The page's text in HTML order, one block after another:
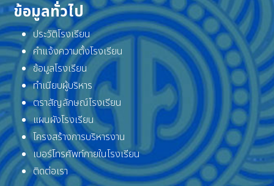
ข้อมูลทั่วไป
ประวัติโรงเรียน
คำแจ้งความตั้งโรงเรียน
ข้อมูลโรงเรียน
ทำเนียบผู้บริหาร
ตราสัญลักษณ์โรงเรียน
แผนผังโรงเรียน
โครงสร้างการบริหารงาน
เบอร์โทรศัพท์ภายในโรงเรียน
ติดต่อเรา